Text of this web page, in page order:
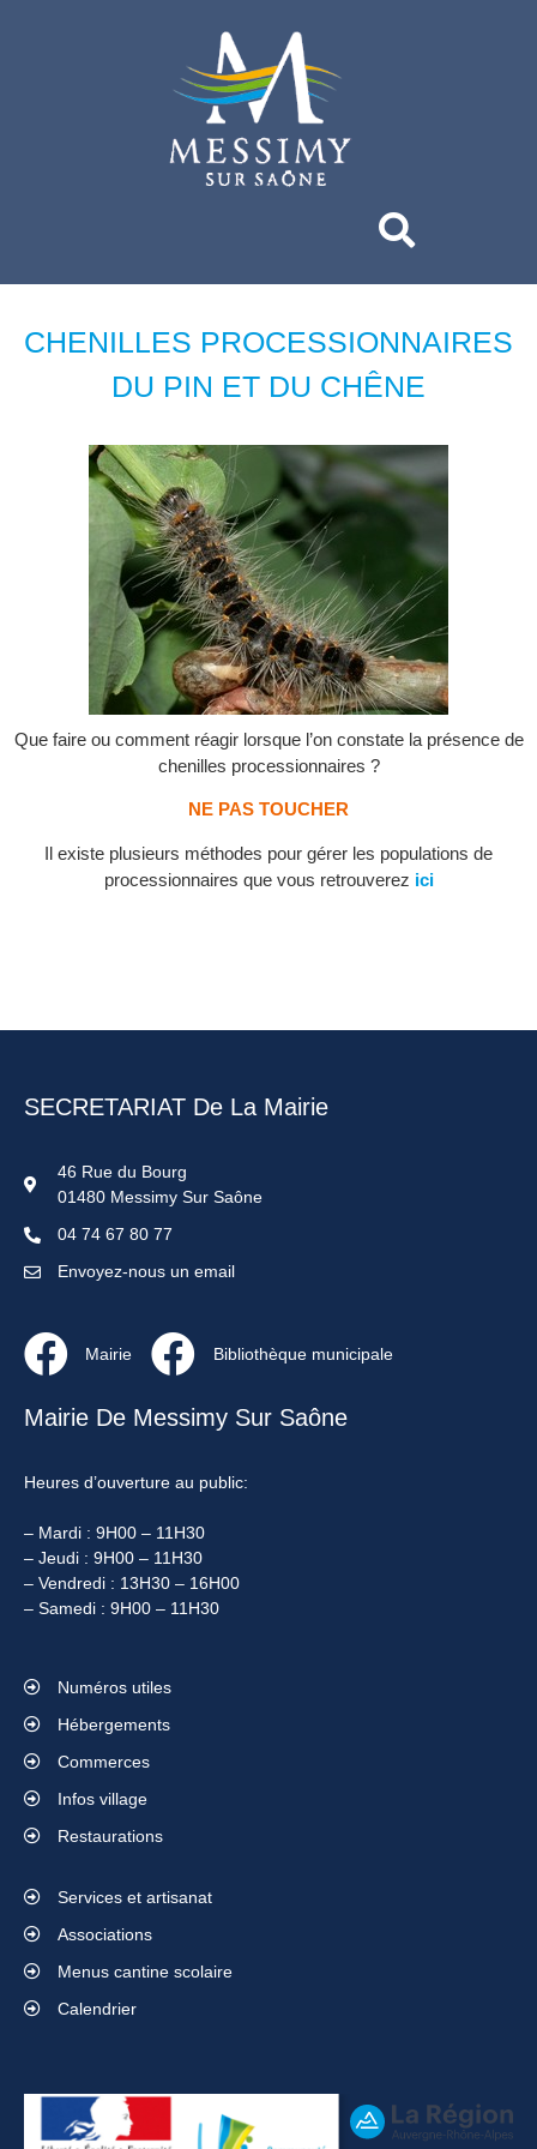
CHENILLES PROCESSIONNAIRES
DU PIN ET DU CHÊNE
Que faire ou comment réagir lorsque l’on constate la présence de
chenilles processionnaires ?
NE PAS TOUCHER
Il existe plusieurs méthodes pour gérer les populations de
processionnaires que vous retrouverez ici
SECRETARIAT De La Mairie
46 Rue du Bourg
01480 Messimy Sur Saône
04 74 67 80 77
Envoyez-nous un email
Mairie Bibliothèque municipale
Mairie De Messimy Sur Saône
Heures d’ouverture au public:
– Mardi : 9H00 – 11H30
– Jeudi : 9H00 – 11H30
– Vendredi : 13H30 – 16H00
– Samedi : 9H00 – 11H30
Numéros utiles
Hébergements
Commerces
Infos village
Restaurations
Services et artisanat
Associations
Menus cantine scolaire
Calendrier